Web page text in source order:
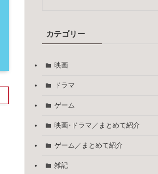
カテゴリー
映画
ドラマ
ゲーム
映画･ドラマ／まとめて紹介
ゲーム／まとめて紹介
雑記